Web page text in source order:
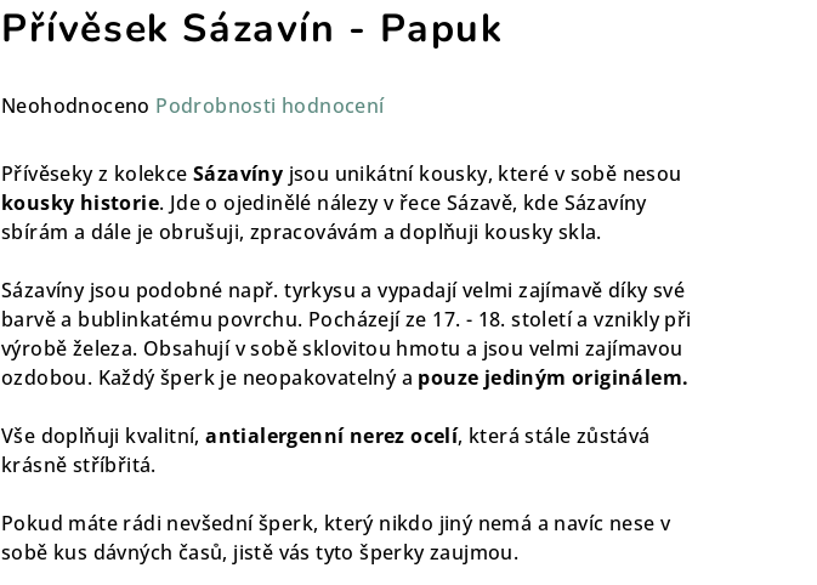
Přívěsek Sázavín - Papuk
Průměrné
produktu
je
0,0
5
hvězdiček.
Neohodnoceno Podrobnosti hodnocení
Přívěseky z kolekce Sázavíny jsou unikátní kousky, které v sobě nesou
kousky historie. Jde o ojedinělé nálezy v řece Sázavě, kde Sázavíny
sbírám a dále je obrušuji, zpracovávám a doplňuji kousky skla.
Sázavíny jsou podobné např. tyrkysu a vypadají velmi zajímavě díky své
barvě a bublinkatému povrchu. Pocházejí ze 17. - 18. století a vznikly při
výrobě železa. Obsahují v sobě sklovitou hmotu a jsou velmi zajímavou
ozdobou. Každý šperk je neopakovatelný a pouze jediným originálem.
Vše doplňuji kvalitní,antialergenní nerez ocelí, která stále zůstává
krásně stříbřitá.
Pokud máte rádi nevšední šperk, který nikdo jiný nemá a navíc nese v
sobě kus dávných časů, jistě vás tyto šperky zaujmou.